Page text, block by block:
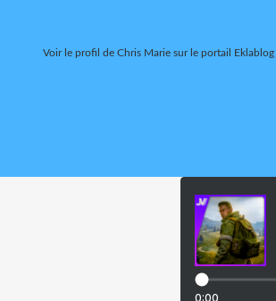
Voir le profil de Chris Mariesur le portail Eklablog
0:00